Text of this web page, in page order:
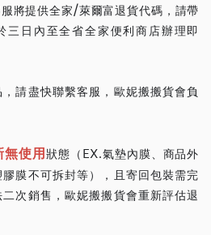
將提供全家/萊爾富退貨代碼，請帶
三日內至全省全家便利商店辦理即
請盡快聯繫客服，歐妮搬搬貨會負
無使用狀態（EX.氣墊內膜、商品外
膜不可拆封等），且寄回包裝需完
次銷售，歐妮搬搬貨會重新評估退